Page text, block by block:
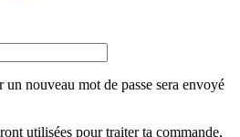
nouveau mot de passe sera envoyé
utilisées pour traiter ta commande,